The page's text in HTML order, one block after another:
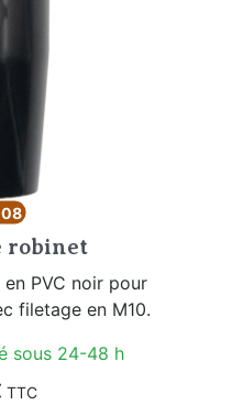
robinet
PVC noir pour
filetage en M10.
sous 24-48 h
TTC